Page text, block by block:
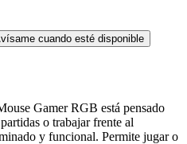
cuando esté disponible
Gamer RGB está pensado
o trabajar frente al
y funcional. Permite jugar o